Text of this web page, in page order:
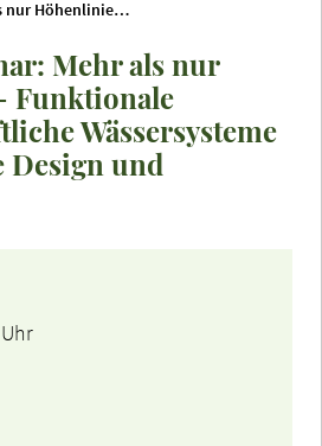
Online-Seminar: Mehr als nur Höhenlinien - Funktionale landwirtschaftliche Wässersysteme durch Keyline Design und Agroforst
Mehr als nur
Funktionale
Wässersysteme
Design und